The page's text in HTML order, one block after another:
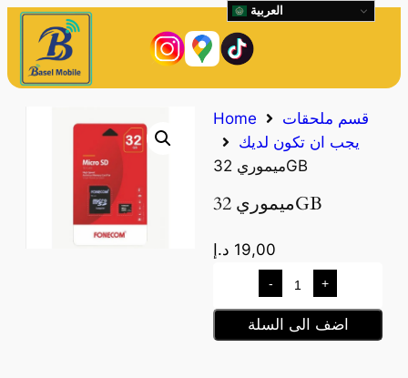
Home
قسم ملحقات
يجب ان تكون لديك
ميموري 32GB
ميموري 32GB
19,00 د.إ
- +
اضف الى السلة
العربية